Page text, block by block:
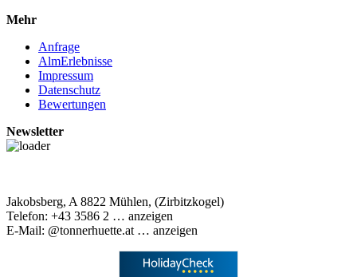
Mehr
Anfrage
AlmErlebnisse
Impressum
Datenschutz
Bewertungen
Newsletter
Jakobsberg, A 8822 Mühlen, (Zirbitzkogel)
Telefon: +43 3586 2 … anzeigen
E-Mail: @tonnerhuette.at … anzeigen